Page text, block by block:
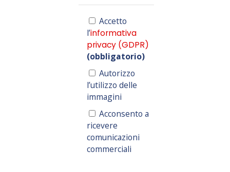
Accetto
l’informativa
privacy (GDPR)
(obbligatorio)
Autorizzo
l’utilizzo delle
immagini
Acconsento a
ricevere
comunicazioni
commerciali